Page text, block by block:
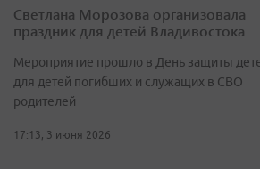
Светлана Морозова организовала
праздник для детей Владивостока
Мероприятие прошло в День защиты
для детей погибших и служащих в СВО
родителей
17:13, 3 июня 2026